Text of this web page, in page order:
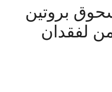
بروتين
لفقدان